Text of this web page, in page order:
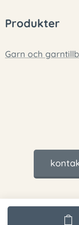
Produkter
Garn och